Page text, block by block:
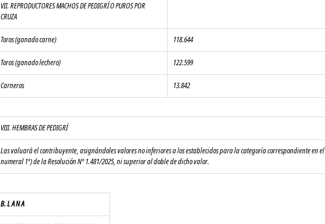
VII. REPRODUCTORES MACHOS DE PEDIGRÍ O PUROS POR
CRUZA
Toros (ganado carne) 118.644
Toros (ganado lechero) 122.599
Carneros 13.842
VIII. HEMBRAS DE PEDIGRÍ
Las valuará el contribuyente, asignándoles valores no inferiores a los establecidos para la categoría correspondiente en el
numeral 1º) de la Resolución Nº 1.481/2025, ni superior al doble de dicho valor.
B. L A N A